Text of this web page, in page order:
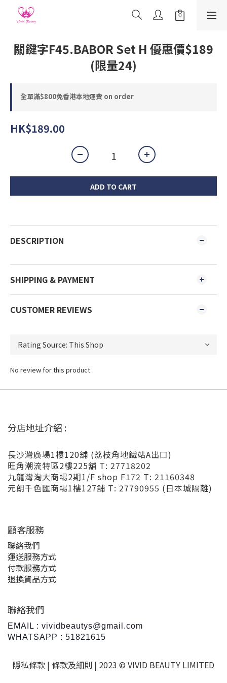
關鍵字F45.BABOR Set H 優惠價$189
(限量24)
全單滿$800免香港本地運費 on order
HK$189.00
ADD TO CART
DESCRIPTION
SHIPPING & PAYMENT
CUSTOMER REVIEWS
No review for this product
分店地址介紹 :
長沙灣廣場1樓120舖 (荔枝角地鐵站A出口)
旺角潮流特區2樓225舖 T: 27718202
九龍灣淘大商場2期1/F shop F172 T: 21160348
元朗千色匯商場1樓127舖 T: 27790955 (日本城隔離)
顧客服務
聯絡我們
運送服務方式
付款服務方式
退換貨品方式
聯絡我們
EMAIL : vividbeautys@gmail.com
WHATSAPP : 51821615
隱私條款 | 條款及細則 | 2023 © VIVID BEAUTY LIMITED